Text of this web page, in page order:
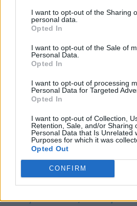
I want to opt-out of the Sharing
personal data.
Opted In
I want to opt-out of the Sale of
Personal Data.
Opted In
I want to opt-out of processing
Personal Data for Targeted
Opted In
I want to opt-out of Collection,
Retention, Sale, and/or Sharing
Personal Data that Is Unrelated
Purposes for which it was
Opted Out
CONFIRM
Cei 10 lideri PNL pe care
Conform Statutului PNL,
obligatorie
Aflată la shopping în Dubai,
3 ore la un ecran gol!
VIDEO. Primarul PSD din
angajarea amantelor în
sunt aduse din Pakistan
cetățeni români, au dreptul